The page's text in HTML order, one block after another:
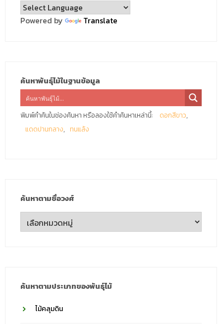
Powered by Translate
ค้นหาพันธุ์ไม้ในฐานข้อมูล
พิมพ์คำค้นในช่องค้นหา หรือลองใช้คำค้นหาเหล่านี้:
ดอกสีขาว
แดดปานกลาง
ทนแล้ง
ค้นหาตามชื่อวงศ์
ค้นหา
ตาม
ค้นหาตามประเภทของพันธุ์ไม้
ไม้คลุมดิน